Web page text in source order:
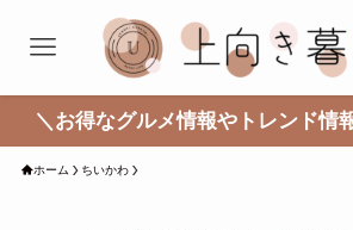
＼お得なグルメ情報やトレンド情
ホーム ちいかわ